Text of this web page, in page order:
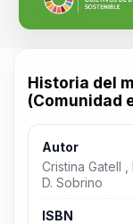
Historia del
(Comunidad
Autor
Cristina Gatell
D. Sobrino
ISBN